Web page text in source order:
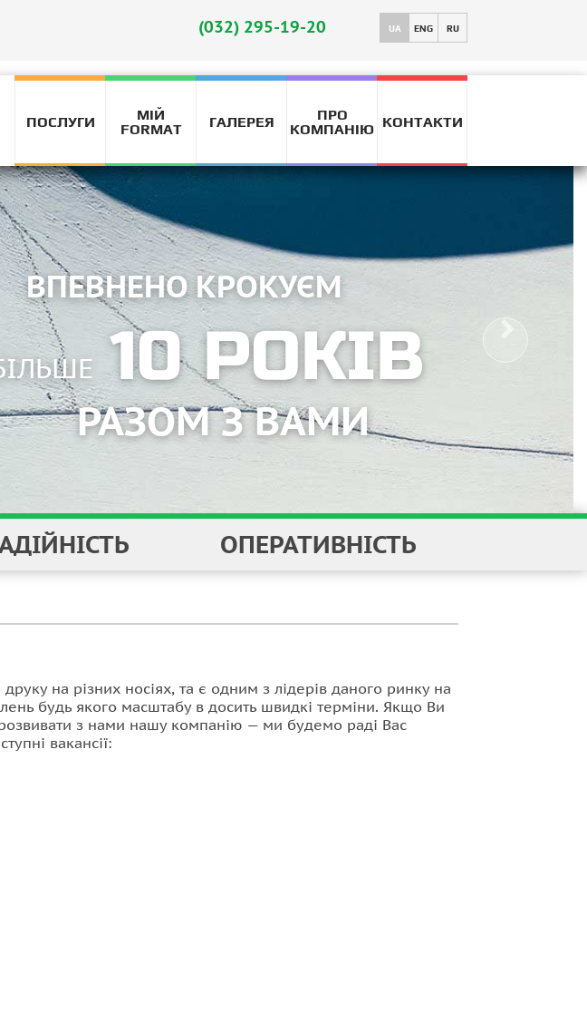
(032) 295-19-20 UA ENG RU
ПОСЛУГИ
МІЙ
FORMAT
ГАЛЕРЕЯ
ПРО
КОМПАНІЮ КОНТАКТИ
ОПЕРАТИВНІСТЬ
на різних носіях, та є одним з лідерів даного ринку на
будь якого масштабу в досить швидкі терміни. Якщо Ви
розвивати з нами нашу компанію — ми будемо раді Вас
вакансії: